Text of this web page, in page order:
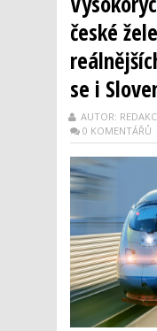
české
se i
AUTOR:
0 KOMENTÁŘŮ